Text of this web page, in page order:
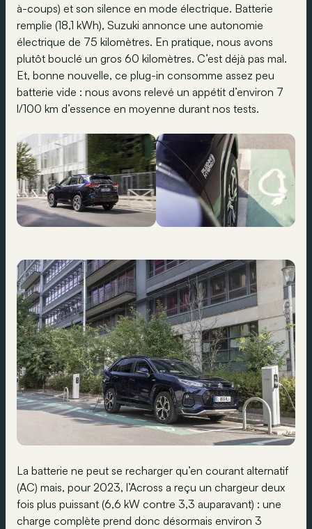
à-coups) et son silence en mode électrique. Batterie
remplie (18,1 kWh), Suzuki annonce une autonomie
électrique de 75 kilomètres. En pratique, nous avons
plutôt bouclé un gros 60 kilomètres. C’est déjà pas mal.
Et, bonne nouvelle, ce plug-in consomme assez peu
batterie vide : nous avons relevé un appétit d’environ 7
l/100 km d’essence en moyenne durant nos tests.
La batterie ne peut se recharger qu’en courant alternatif
(AC) mais, pour 2023, l’Across a reçu un chargeur deux
fois plus puissant (6,6 kW contre 3,3 auparavant) : une
charge complète prend donc désormais environ 3